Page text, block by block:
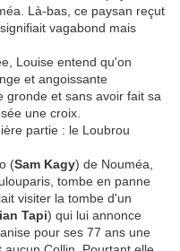
Là-bas, ce paysan reçut
vagabond mais
Louise entend qu'on
et angoissante
gronde et sans avoir fait sa
une croix.
partie : le Loubrou
(Sam Kagy) de Nouméa,
tombe en panne
visiter la tombe d'un
Tapi) qui lui annonce
pour ses 77 ans une